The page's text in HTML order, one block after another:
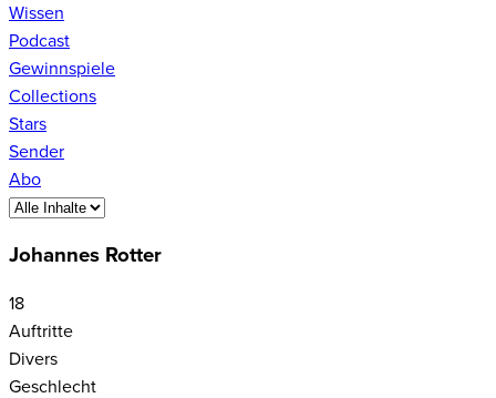
Wissen
Podcast
Gewinnspiele
Collections
Stars
Sender
Abo
Johannes Rotter
18
Auftritte
Divers
Geschlecht